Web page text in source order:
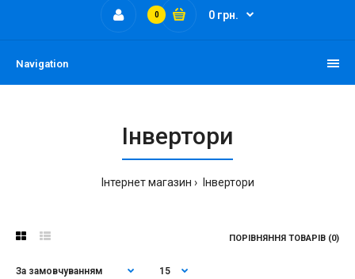
0 0 грн.
Navigation
Інвертори
Інтернет магазин Інвертори
ПОРІВНЯННЯ ТОВАРІВ (0)